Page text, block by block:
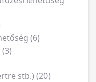
(6)
stb.) (20)